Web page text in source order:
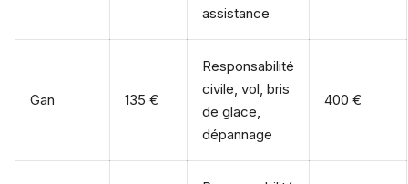
assistance
Gan 135 €
Responsabilité
civile, vol, bris
de glace,
dépannage
400 €